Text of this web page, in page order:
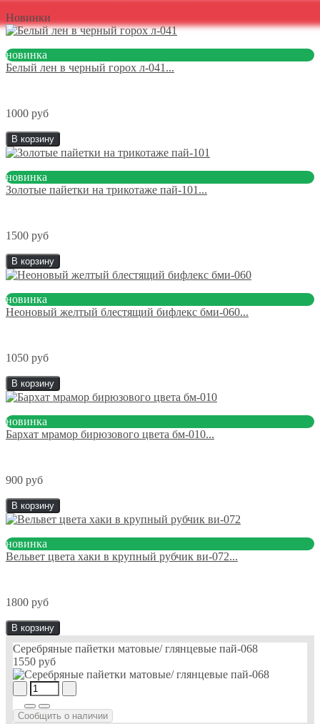
Новинки
новинка
Белый лен в черный горох л-041...
1000 руб
В корзину
новинка
Золотые пайетки на трикотаже пай-101...
1500 руб
В корзину
новинка
Неоновый желтый блестящий бифлекс бми-060...
1050 руб
В корзину
новинка
Бархат мрамор бирюзового цвета бм-010...
900 руб
В корзину
новинка
Вельвет цвета хаки в крупный рубчик ви-072...
1800 руб
В корзину
Серебряные пайетки матовые/ глянцевые пай-068
1550 руб
Сообщить о наличии